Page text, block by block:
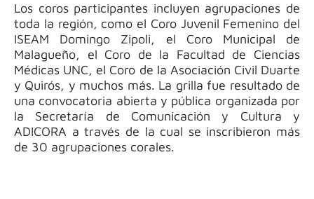
Los coros participantes incluyen agrupaciones de
toda la región, como el Coro Juvenil Femenino del
ISEAM Domingo Zipoli, el Coro Municipal de
Malagueño, el Coro de la Facultad de Ciencias
Médicas UNC, el Coro de la Asociación Civil Duarte
y Quirós, y muchos más. La grilla fue resultado de
una convocatoria abierta y pública organizada por
la Secretaría de Comunicación y Cultura y
ADICORA a través de la cual se inscribieron más
de 30 agrupaciones corales.